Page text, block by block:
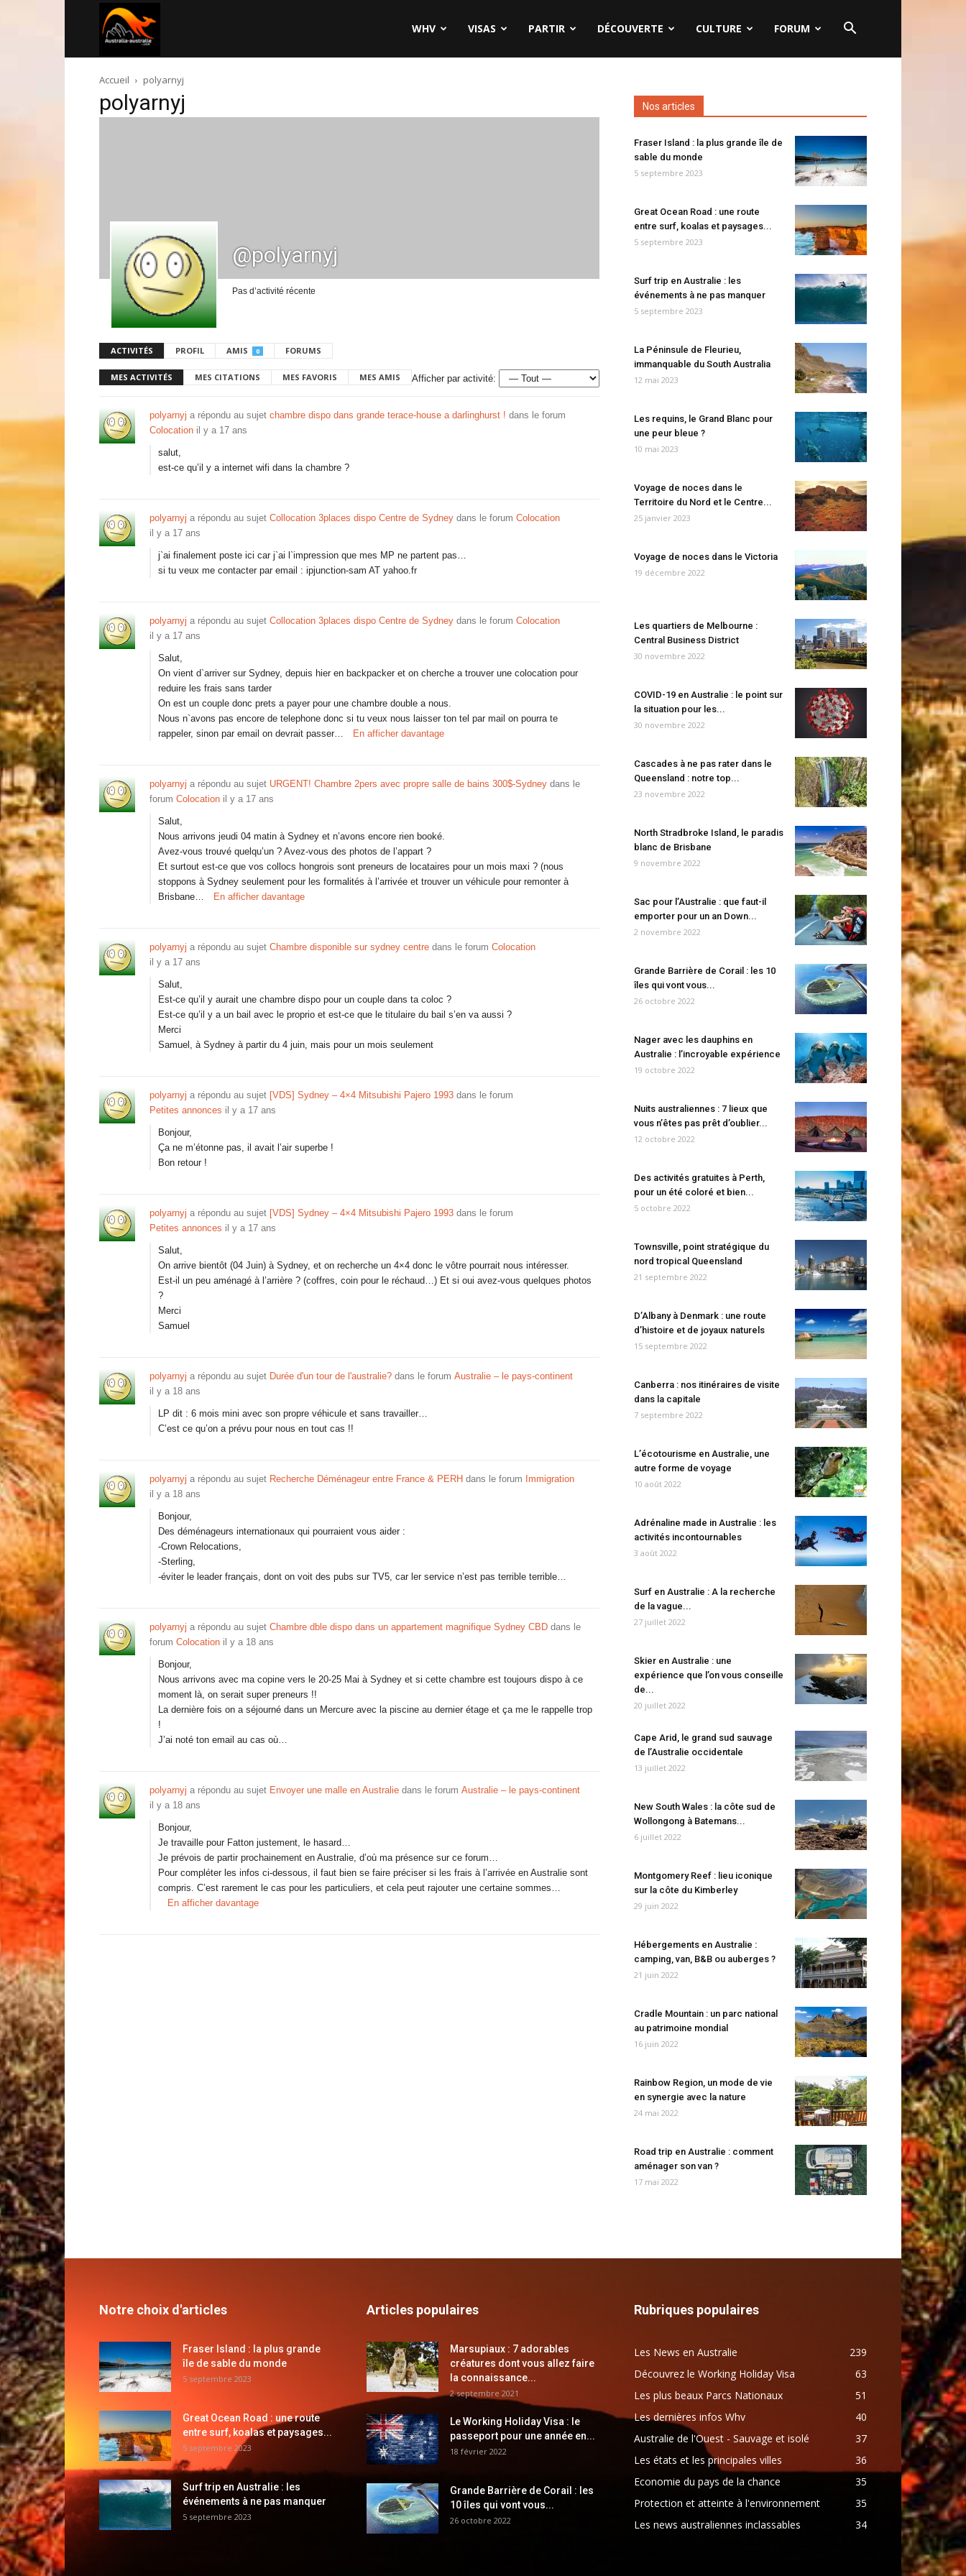
australie.com
WHV VISAS PARTIR DÉCOUVERTE CULTURE FORUM
Accueil polyarnyj
polyarnyj
@polyarnyj
Pas d’activité récente
ACTIVITÉS PROFIL AMIS 0 FORUMS
MES ACTIVITÉS MES CITATIONS MES FAVORIS MES AMIS Afficher par activité:
polyarnyj a répondu au sujet chambre dispo dans grande terace-house a darlinghurst ! dans le forum
Colocation il y a 17 ans
salut,
est-ce qu’il y a internet wifi dans la chambre ?
polyarnyj a répondu au sujet Collocation 3places dispo Centre de Sydney dans le forum Colocation
il y a 17 ans
j`ai finalement poste ici car j`ai l`impression que mes MP ne partent pas…
si tu veux me contacter par email : ipjunction-sam AT yahoo.fr
polyarnyj a répondu au sujet Collocation 3places dispo Centre de Sydney dans le forum Colocation
il y a 17 ans
Salut,
On vient d`arriver sur Sydney, depuis hier en backpacker et on cherche a trouver une colocation pour
reduire les frais sans tarder
On est un couple donc prets a payer pour une chambre double a nous.
Nous n`avons pas encore de telephone donc si tu veux nous laisser ton tel par mail on pourra te
rappeler, sinon par email on devrait passer…
En afficher davantage
polyarnyj a répondu au sujet URGENT! Chambre 2pers avec propre salle de bains 300$-Sydney dans le
forum Colocation il y a 17 ans
Salut,
Nous arrivons jeudi 04 matin à Sydney et n’avons encore rien booké.
Avez-vous trouvé quelqu’un ? Avez-vous des photos de l’appart ?
Et surtout est-ce que vos collocs hongrois sont preneurs de locataires pour un mois maxi ? (nous
stoppons à Sydney seulement pour les formalités à l’arrivée et trouver un véhicule pour remonter à
Brisbane…
En afficher davantage
polyarnyj a répondu au sujet Chambre disponible sur sydney centre dans le forum Colocation
il y a 17 ans
Salut,
Est-ce qu’il y aurait une chambre dispo pour un couple dans ta coloc ?
Est-ce qu’il y a un bail avec le proprio et est-ce que le titulaire du bail s’en va aussi ?
Merci
Samuel, à Sydney à partir du 4 juin, mais pour un mois seulement
polyarnyj a répondu au sujet [VDS] Sydney – 4×4 Mitsubishi Pajero 1993 dans le forum
Petites annonces il y a 17 ans
Bonjour,
Ça ne m’étonne pas, il avait l’air superbe !
Bon retour !
polyarnyj a répondu au sujet [VDS] Sydney – 4×4 Mitsubishi Pajero 1993 dans le forum
Petites annonces il y a 17 ans
Salut,
On arrive bientôt (04 Juin) à Sydney, et on recherche un 4×4 donc le vôtre pourrait nous intéresser.
Est-il un peu aménagé à l’arrière ? (coffres, coin pour le réchaud…) Et si oui avez-vous quelques photos
?
Merci
Samuel
polyarnyj a répondu au sujet Durée d'un tour de l'australie? dans le forum Australie – le pays-continent
il y a 18 ans
LP dit : 6 mois mini avec son propre véhicule et sans travailler…
C’est ce qu’on a prévu pour nous en tout cas !!
polyarnyj a répondu au sujet Recherche Déménageur entre France & PERH dans le forum Immigration
il y a 18 ans
Bonjour,
Des déménageurs internationaux qui pourraient vous aider :
-Crown Relocations,
-Sterling,
-éviter le leader français, dont on voit des pubs sur TV5, car ler service n’est pas terrible terrible…
polyarnyj a répondu au sujet Chambre dble dispo dans un appartement magnifique Sydney CBD dans le
forum Colocation il y a 18 ans
Bonjour,
Nous arrivons avec ma copine vers le 20-25 Mai à Sydney et si cette chambre est toujours dispo à ce
moment là, on serait super preneurs !!
La dernière fois on a séjourné dans un Mercure avec la piscine au dernier étage et ça me le rappelle trop
!
J’ai noté ton email au cas où…
polyarnyj a répondu au sujet Envoyer une malle en Australie dans le forum Australie – le pays-continent
il y a 18 ans
Bonjour,
Je travaille pour Fatton justement, le hasard…
Je prévois de partir prochainement en Australie, d’où ma présence sur ce forum…
Pour compléter les infos ci-dessous, il faut bien se faire préciser si les frais à l’arrivée en Australie sont
compris. C’est rarement le cas pour les particuliers, et cela peut rajouter une certaine sommes…
En afficher davantage
Nos articles
Fraser Island : la plus grande île de
sable du monde
5 septembre 2023
Great Ocean Road : une route
entre surf, koalas et paysages...
5 septembre 2023
Surf trip en Australie : les
événements à ne pas manquer
5 septembre 2023
La Péninsule de Fleurieu,
immanquable du South Australia
12 mai 2023
Les requins, le Grand Blanc pour
une peur bleue ?
10 mai 2023
Voyage de noces dans le
Territoire du Nord et le Centre...
25 janvier 2023
Voyage de noces dans le Victoria
19 décembre 2022
Les quartiers de Melbourne :
Central Business District
30 novembre 2022
COVID-19 en Australie : le point sur
la situation pour les...
30 novembre 2022
Cascades à ne pas rater dans le
Queensland : notre top...
23 novembre 2022
North Stradbroke Island, le paradis
blanc de Brisbane
9 novembre 2022
Sac pour l’Australie : que faut-il
emporter pour un an Down...
2 novembre 2022
Grande Barrière de Corail : les 10
îles qui vont vous...
26 octobre 2022
Nager avec les dauphins en
Australie : l’incroyable expérience
19 octobre 2022
Nuits australiennes : 7 lieux que
vous n’êtes pas prêt d’oublier...
12 octobre 2022
Des activités gratuites à Perth,
pour un été coloré et bien...
5 octobre 2022
Townsville, point stratégique du
nord tropical Queensland
21 septembre 2022
D’Albany à Denmark : une route
d’histoire et de joyaux naturels
15 septembre 2022
Canberra : nos itinéraires de visite
dans la capitale
7 septembre 2022
L’écotourisme en Australie, une
autre forme de voyage
10 août 2022
Adrénaline made in Australie : les
activités incontournables
3 août 2022
Surf en Australie : A la recherche
de la vague...
27 juillet 2022
Skier en Australie : une
expérience que l’on vous conseille
de...
20 juillet 2022
Cape Arid, le grand sud sauvage
de l’Australie occidentale
13 juillet 2022
New South Wales : la côte sud de
Wollongong à Batemans...
6 juillet 2022
Montgomery Reef : lieu iconique
sur la côte du Kimberley
29 juin 2022
Hébergements en Australie :
camping, van, B&B ou auberges ?
21 juin 2022
Cradle Mountain : un parc national
au patrimoine mondial
16 juin 2022
Rainbow Region, un mode de vie
en synergie avec la nature
24 mai 2022
Road trip en Australie : comment
aménager son van ?
17 mai 2022
Notre choix d'articles
Fraser Island : la plus grande
île de sable du monde
5 septembre 2023
Great Ocean Road : une route
entre surf, koalas et paysages...
5 septembre 2023
Surf trip en Australie : les
événements à ne pas manquer
5 septembre 2023
Articles populaires
Marsupiaux : 7 adorables
créatures dont vous allez faire
la connaissance...
2 septembre 2021
Le Working Holiday Visa : le
passeport pour une année en...
18 février 2022
Grande Barrière de Corail : les
10 îles qui vont vous...
26 octobre 2022
Rubriques populaires
Les News en Australie
239
Découvrez le Working Holiday Visa
63
Les plus beaux Parcs Nationaux
51
Les dernières infos Whv
40
Australie de l'Ouest - Sauvage et isolé
37
Les états et les principales villes
36
Economie du pays de la chance
35
Protection et atteinte à l'environnement
35
Les news australiennes inclassables
34